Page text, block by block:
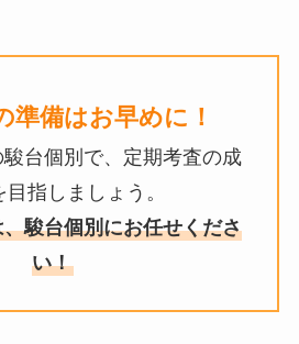
準備はお早めに！
台個別で、定期考査の成
指しましょう。
駿台個別にお任せくださ
い！